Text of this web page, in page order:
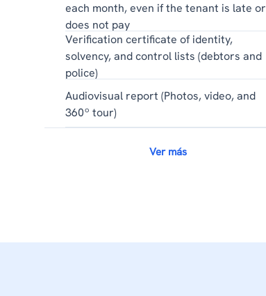
each month, even if the tenant is late or
does not pay
Verification certificate of identity,
solvency, and control lists (debtors and
police)
Audiovisual report (Photos, video, and
360º tour)
Ver más